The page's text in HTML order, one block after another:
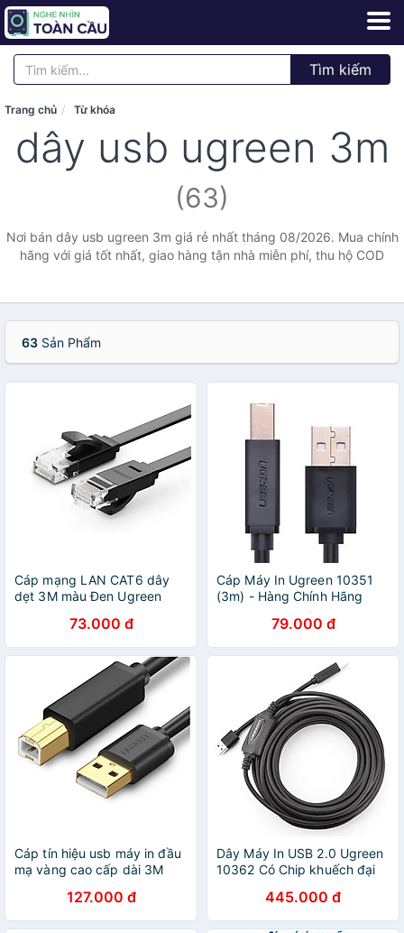
Tìm kiếm
Trang chủ Từ khóa
dây usb ugreen 3m
(63)
Nơi bán dây usb ugreen 3m giá rẻ nhất tháng 08/2026. Mua chính
hãng với giá tốt nhất, giao hàng tận nhà miễn phí, thu hộ COD
63 Sản Phẩm
Cáp mạng LAN CAT6 dây
dẹt 3M màu Đen Ugreen
73.000 đ
Cáp Máy In Ugreen 10351
(3m) - Hàng Chính Hãng
79.000 đ
Cáp tín hiệu usb máy in đầu
mạ vàng cao cấp dài 3M
USB10351Us135 Hàng chính
hãng
127.000 đ
Dây Máy In USB 2.0 Ugreen
10362 Có Chip khuếch đại
USB10362Us122 Hàng chính
hãng
445.000 đ